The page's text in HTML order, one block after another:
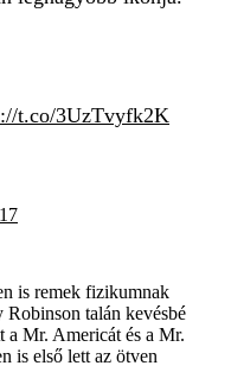
t.co/3UzTvyfk2K
is remek fizikumnak
talán kevésbé
a Mr. Americát és a Mr.
is első lett az ötven